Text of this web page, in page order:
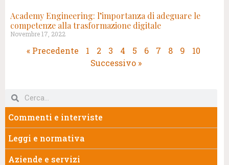
Academy Engineering: l’importanza di adeguare le
competenze alla trasformazione digitale
Novembre 17, 2022
« Precedente 1 2 3 4 5 6 7 8 9
10
Successivo »
Commenti e interviste
Leggi e normativa
Aziende e servizi